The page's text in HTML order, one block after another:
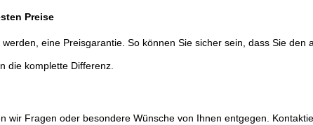
Preise
eine Preisgarantie. So können Sie sicher sein, dass Sie
die komplette Differenz.
wir Fragen oder besondere Wünsche von Ihnen entgegen.